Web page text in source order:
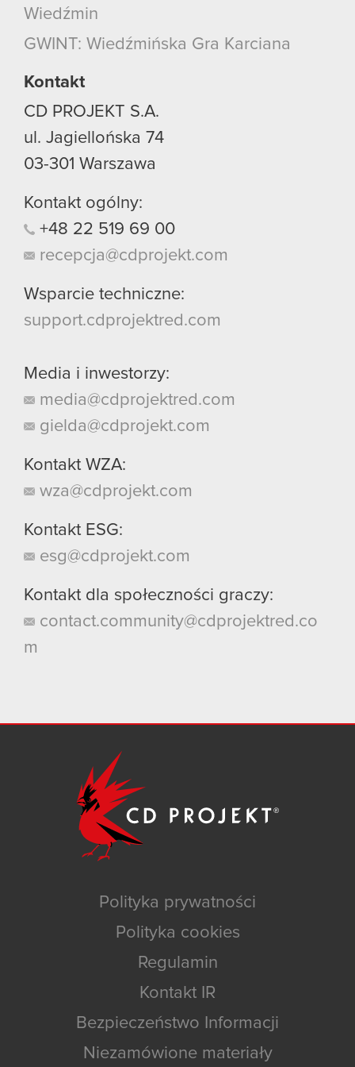
korzystanie z naszej witryny, zgadasz się na
Wiedźmin
GWINT: Wiedźmińska Gra Karciana
Kontakt
CD PROJEKT S.A.
ul. Jagiellońska 74
03-301 Warszawa
Kontakt ogólny:
+48 22 519 69 00
recepcja@cdprojekt.com
Wsparcie techniczne:
support.cdprojektred.com
Media i inwestorzy:
media@cdprojektred.com
gielda@cdprojekt.com
Kontakt WZA:
wza@cdprojekt.com
Kontakt ESG:
esg@cdprojekt.com
Kontakt dla społeczności graczy:
contact.community@cdprojektred.co
m
Polityka prywatności
Polityka cookies
Regulamin
Kontakt IR
Bezpieczeństwo Informacji
Niezamówione materiały